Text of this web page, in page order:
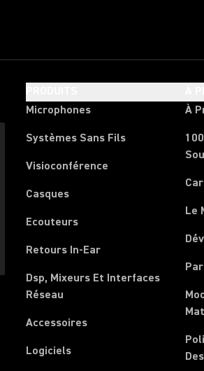
Microphones
Systèmes Sans Fils
Visioconférence
Casques
Ecouteurs
Retours In-Ear
Dsp, Mixeurs Et Interfaces
Réseau
Accessoires
Logiciels
À
Le